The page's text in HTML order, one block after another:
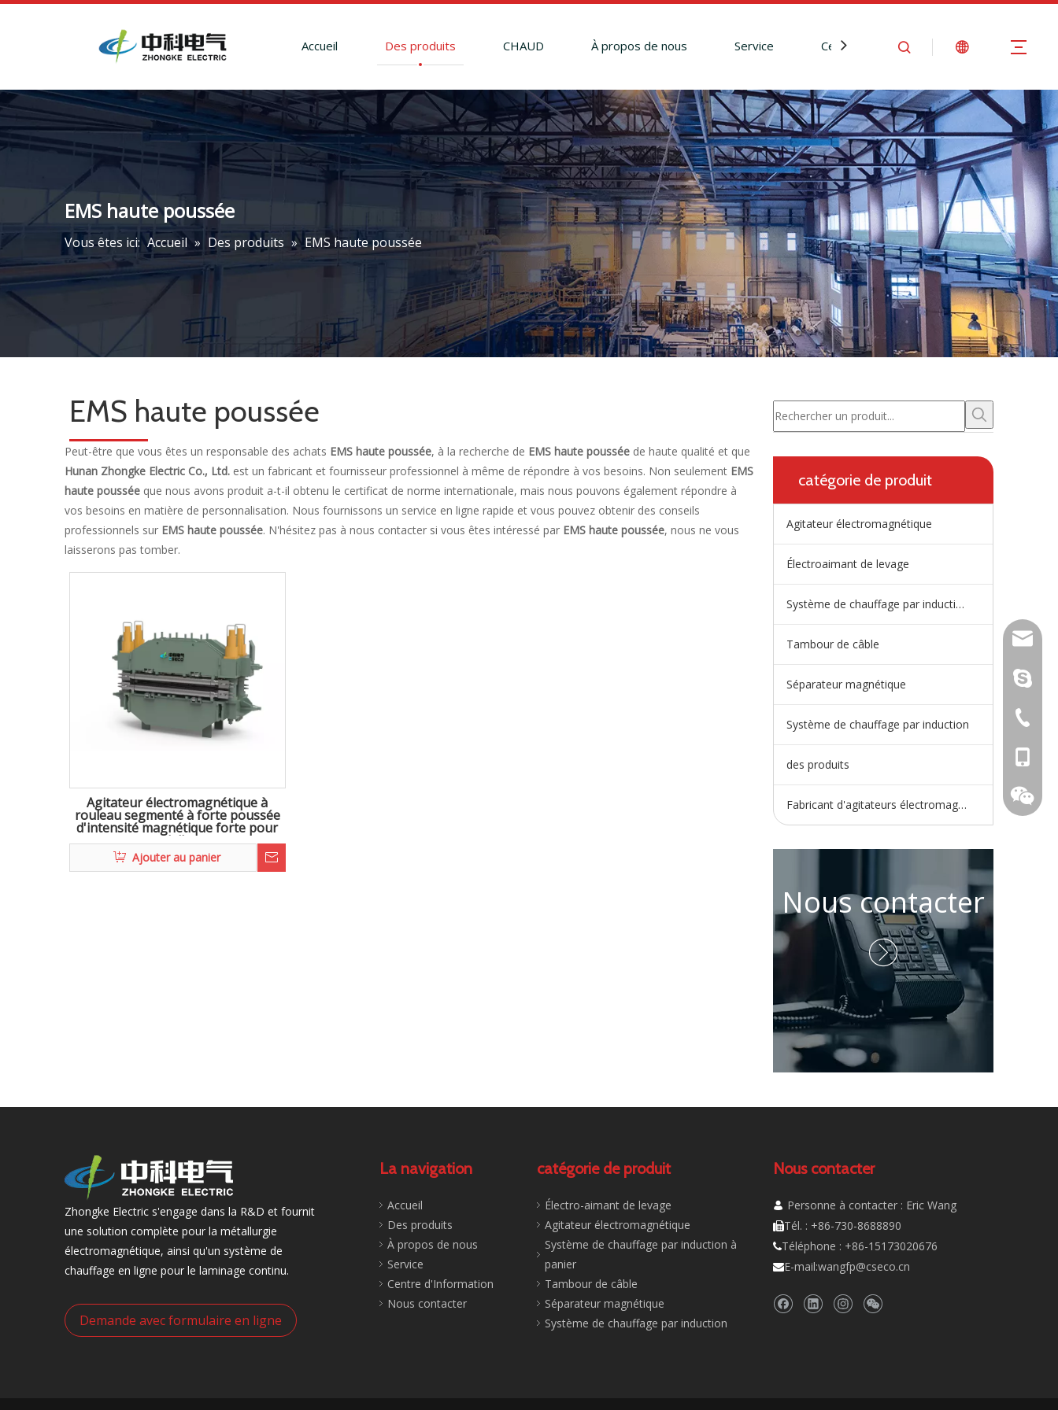
Accueil Des produits CHAUD À propos de nous Service Centre d'Information Nous
EMS haute poussée
Vous êtes ici: Accueil » Des produits » EMS haute poussée
EMS haute poussée
Peut-être que vous êtes un responsable des achats EMS haute poussée, à la recherche de EMS haute poussée de haute qualité et que
Hunan Zhongke Electric Co., Ltd. est un fabricant et fournisseur professionnel à même de répondre à vos besoins. Non seulement EMS
haute poussée que nous avons produit a-t-il obtenu le certificat de norme internationale, mais nous pouvons également répondre à
vos besoins en matière de personnalisation. Nous fournissons un service en ligne rapide et vous pouvez obtenir des conseils
professionnels sur EMS haute poussée. N'hésitez pas à nous contacter si vous êtes intéressé par EMS haute poussée, nous ne vous
laisserons pas tomber.
Agitateur électromagnétique à
rouleau segmenté à forte poussée
d'intensité magnétique forte pour
dalle
Ajouter au panier
catégorie de produit
Agitateur électromagnétique
Électroaimant de levage
Système de chauffage par induction de répartiteur
Tambour de câble
Séparateur magnétique
Système de chauffage par induction
des produits
Fabricant d'agitateurs électromagnétiques
Nous contacter

Zhongke Electric s'engage dans la R&D et fournit
une solution complète pour la métallurgie
électromagnétique, ainsi qu'un système de
chauffage en ligne pour le laminage continu.
Demande avec formulaire en ligne
La navigation
Accueil
Des produits
À propos de nous
Service
Centre d'Information
Nous contacter
+86-
catégorie de produit
Électro-aimant de levage
Agitateur électromagnétique
Système de chauffage par induction à
panier
Tambour de câble
Séparateur magnétique
Système de chauffage par induction
Nous contacter
 Personne à contacter : Eric Wang
Tél. : +86-730-8688890
Téléphone : +86-15173020676
E-mail:wangfp@cseco.cn